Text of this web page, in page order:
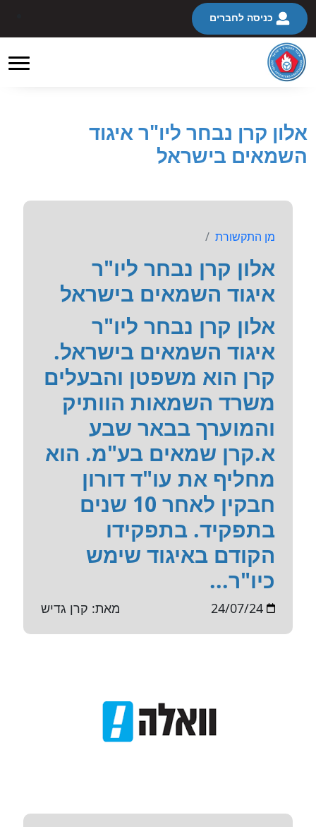
כניסה לחברים
אלון קרן נבחר ליו"ר איגוד
השמאים בישראל
מן התקשורת
אלון קרן נבחר ליו"ר
איגוד השמאים בישראל
אלון קרן נבחר ליו"ר
איגוד השמאים בישראל.
קרן הוא משפטן והבעלים
משרד השמאות הוותיק
והמוערך בבאר שבע
א.קרן שמאים בע"מ. הוא
מחליף את עו"ד דורון
חבקין לאחר 10 שנים
בתפקיד. בתפקידו
הקודם באיגוד שימש
כיו"ר...
24/07/24 מאת: קרן גדיש